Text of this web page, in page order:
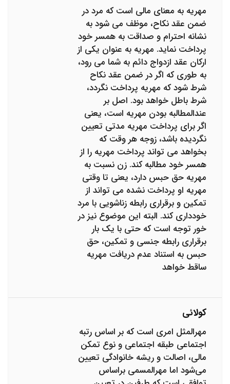
مهریه به معنای مالی است که مرد در
ضمن عقد نکاح، موظف می شود به
نشانه احترام و صداقت به همسر خود
پرداخت نماید. مهریه به عنوان یکی از
ارکان عقد ازدواج دائم به شما می رود،
به طوری که اگر در ضمن عقد نکاح
شرط شود که مهریه پرداخت نگردد،
شرط باطل خواهد بود. اصل بر
عندالمطالبه بودن مهریه است، یعنی
اگر برای پرداخت مهریه مدتی تعیین
نگردیده باشد، زوجه هر وقت که
بخواهد می تواند پرداخت مهریه را از
همسر خود مطالبه کند. زن نسبت به
مهریه حق حبس دارد، یعنی تا وقتی
مهریه او پرداخت نشده می تواند از
تمکین و برقراری رابطه زناشویی با مرد
خودداری کند. البته این موضوع نیز در
خور توجه است که حتی با یک بار
برقراری رابطه جنسی و تمکین، حق
حبس به استناد عدم دریافت مهریه
ساقط خواهد
کولائی
مهرالمثل امری است که بر اساس رتبه
اجتماعی طبقه اجتماعی و نوع تمکن
مالی، اصالت و ریشه خانوادگی تعیین
می‌شود اما مهرالمسمی براساس